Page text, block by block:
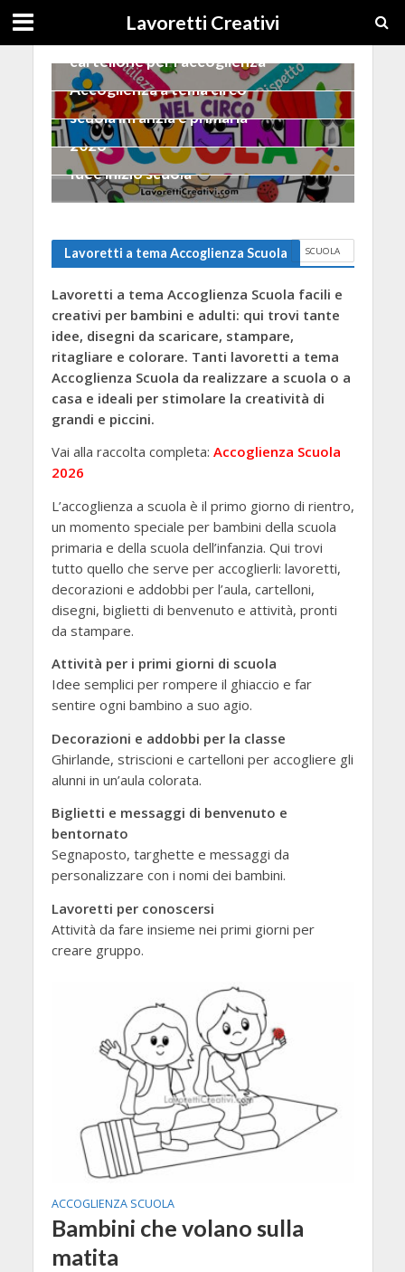
Lavoretti Creativi
ACCOGLIENZA SCUOLA
cartellone per l’accoglienza
ACCOGLIENZA SCUOLA
Accoglienza a tema circo
ACCOGLIENZA SCUOLA
Benvenuti per accoglienza
scuola infanzia e primaria
ACCOGLIENZA SCUOLA
Accoglienza scuola infanzia
2026
ACCOGLIENZA SCUOLA
Idee inizio scuola
Lavoretti a tema Accoglienza Scuola SCUOLA
Lavoretti a tema Accoglienza Scuola facili e
creativi per bambini e adulti: qui trovi tante
idee, disegni da scaricare, stampare,
ritagliare e colorare. Tanti lavoretti a tema
Accoglienza Scuola da realizzare a scuola o a
casa e ideali per stimolare la creatività di
grandi e piccini.
Vai alla raccolta completa: Accoglienza Scuola
2026
L’accoglienza a scuola è il primo giorno di rientro,
un momento speciale per bambini della scuola
primaria e della scuola dell’infanzia. Qui trovi
tutto quello che serve per accoglierli: lavoretti,
decorazioni e addobbi per l’aula, cartelloni,
disegni, biglietti di benvenuto e attività, pronti
da stampare.
Attività per i primi giorni di scuola
Idee semplici per rompere il ghiaccio e far
sentire ogni bambino a suo agio.
Decorazioni e addobbi per la classe
Ghirlande, striscioni e cartelloni per accogliere gli
alunni in un’aula colorata.
Biglietti e messaggi di benvenuto e
bentornato
Segnaposto, targhette e messaggi da
personalizzare con i nomi dei bambini.
Lavoretti per conoscersi
Attività da fare insieme nei primi giorni per
creare gruppo.
ACCOGLIENZA SCUOLA
Bambini che volano sulla
matita